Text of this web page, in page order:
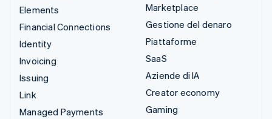
Elements
Financial Connections
Identity
Invoicing
Issuing
Link
Managed Payments
Marketplace
Gestione del denaro
Piattaforme
SaaS
Aziende di IA
Creator economy
Gaming